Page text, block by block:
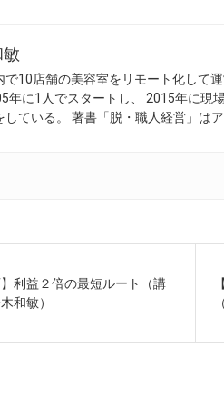
で10店舗の美容室をリモート化して
年に1人でスタートし、 2015年に現
している。 著書「脱・職人経営」は
】利益２倍の最短ルート（講
和敏）